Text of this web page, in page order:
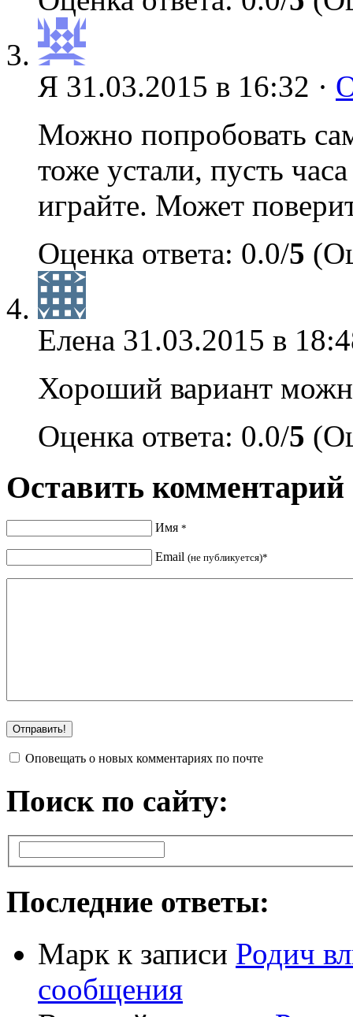
Я 31.03.2015 в 16:32 ·
Можно попробовать
тоже устали, пусть
играйте. Может
Оценка ответа: 0.0/5
Елена 31.03.2015 в
Хороший вариант
Оценка ответа: 0.0/5
Оставить комментарий
Имя *
Email (не публикуется)*
Оповещать о новых комментариях по почте
Поиск по сайту:
Последние ответы:
Марк к записи Родич
сообщения